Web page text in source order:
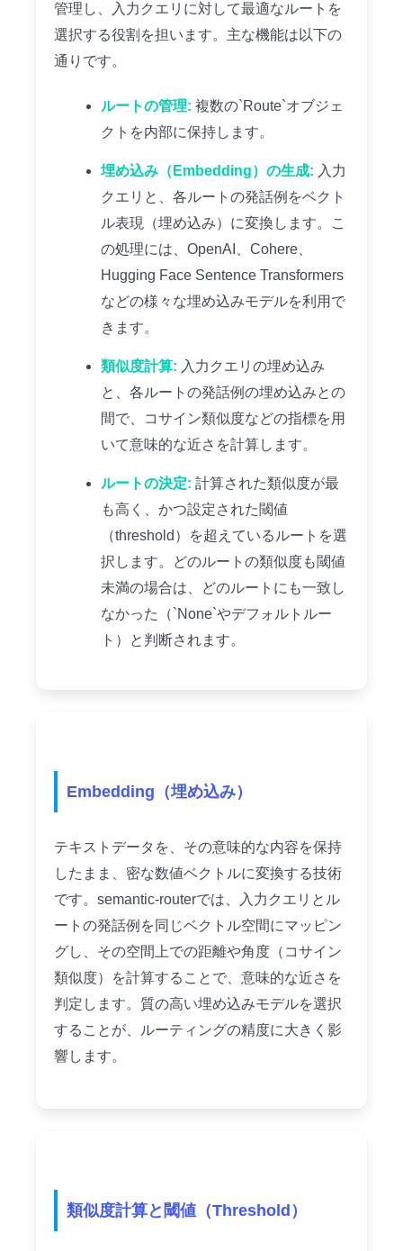
管理し、入力クエリに対して最適なルートを
選択する役割を担います。主な機能は以下の
通りです。
ルートの管理: 複数の`Route`オブジェ
クトを内部に保持します。
埋め込み（Embedding）の生成: 入力
クエリと、各ルートの発話例をベクト
ル表現（埋め込み）に変換します。こ
の処理には、OpenAI、Cohere、
Hugging Face Sentence Transformers
などの様々な埋め込みモデルを利用で
きます。
類似度計算: 入力クエリの埋め込み
と、各ルートの発話例の埋め込みとの
間で、コサイン類似度などの指標を用
いて意味的な近さを計算します。
ルートの決定: 計算された類似度が最
も高く、かつ設定された閾値
（threshold）を超えているルートを選
択します。どのルートの類似度も閾値
未満の場合は、どのルートにも一致し
なかった（`None`やデフォルトルー
ト）と判断されます。
Embedding（埋め込み）
テキストデータを、その意味的な内容を保持
したまま、密な数値ベクトルに変換する技術
です。semantic-routerでは、入力クエリとル
ートの発話例を同じベクトル空間にマッピン
グし、その空間上での距離や角度（コサイン
類似度）を計算することで、意味的な近さを
判定します。質の高い埋め込みモデルを選択
することが、ルーティングの精度に大きく影
響します。
類似度計算と閾値（Threshold）